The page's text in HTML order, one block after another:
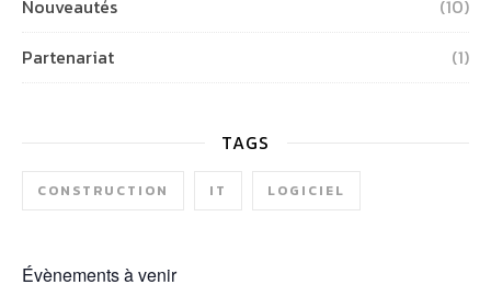
Nouveautés
(10)
Partenariat
(1)
TAGS
CONSTRUCTION IT LOGICIEL
Évènements à venir